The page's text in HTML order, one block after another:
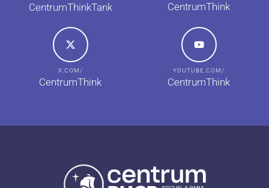
CentrumThinkTank CentrumThink
X.COM/
CentrumThink
YOUTUBE.COM/
CentrumThink